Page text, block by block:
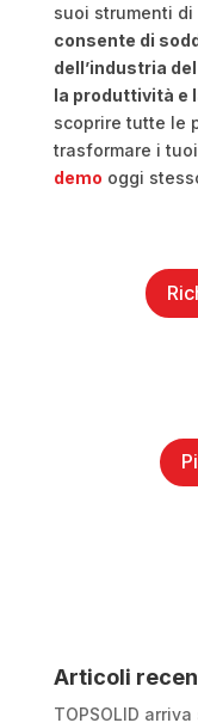
suoi strumenti di
consente di
dell’industria
la produttività e
scoprire tutte le
trasformare i
demo oggi
Articoli
TOPSOLID